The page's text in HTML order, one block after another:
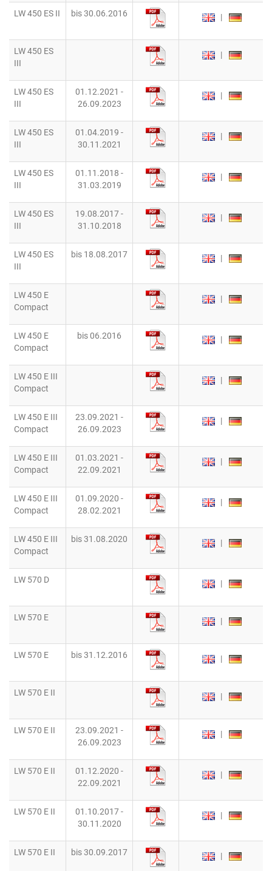
LW 450 ES II bis 30.06.2016 |
LW 450 ES
III
|
LW 450 ES
III
01.12.2021 -
26.09.2023
|
LW 450 ES
III
01.04.2019 -
30.11.2021
|
LW 450 ES
III
01.11.2018 -
31.03.2019
|
LW 450 ES
III
19.08.2017 -
31.10.2018
|
LW 450 ES
III
bis 18.08.2017 |
LW 450 E
Compact
|
LW 450 E
Compact
bis 06.2016 |
LW 450 E III
Compact
|
LW 450 E III
Compact
23.09.2021 -
26.09.2023
|
LW 450 E III
Compact
01.03.2021 -
22.09.2021
|
LW 450 E III
Compact
01.09.2020 -
28.02.2021
|
LW 450 E III
Compact
bis 31.08.2020 |
LW 570 D |
LW 570 E |
LW 570 E bis 31.12.2016 |
LW 570 E II |
LW 570 E II
23.09.2021 -
26.09.2023
|
LW 570 E II
01.12.2020 -
22.09.2021
|
LW 570 E II
01.10.2017 -
30.11.2020
|
LW 570 E II bis 30.09.2017 |